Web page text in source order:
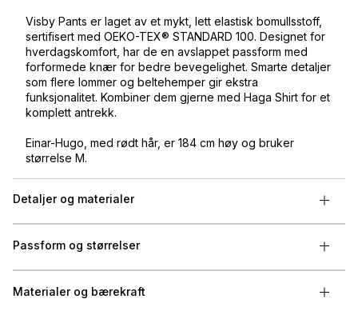
Visby Pants er laget av et mykt, lett elastisk bomullsstoff,
sertifisert med OEKO-TEX® STANDARD 100. Designet for
hverdagskomfort, har de en avslappet passform med
forformede knær for bedre bevegelighet. Smarte detaljer
som flere lommer og beltehemper gir ekstra
funksjonalitet. Kombiner dem gjerne med Haga Shirt for et
komplett antrekk.
Einar-Hugo, med rødt hår, er 184 cm høy og bruker
størrelse M.
Detaljer og materialer
Passform og størrelser
Materialer og bærekraft